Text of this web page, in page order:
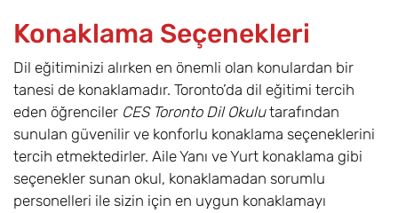
Konaklama Seçenekleri
Dil eğitiminizi alırken en önemli olan konulardan bir
tanesi de konaklamadır. Toronto’da dil eğitimi tercih
eden öğrenciler CES Toronto Dil Okulutarafından
sunulan güvenilir ve konforlu konaklama seçeneklerini
tercih etmektedirler. Aile Yanı ve Yurt konaklama gibi
seçenekler sunan okul, konaklamadan sorumlu
personelleri ile sizin için en uygun konaklamayı